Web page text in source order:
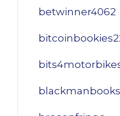
betwinner4062
blackmanbooks